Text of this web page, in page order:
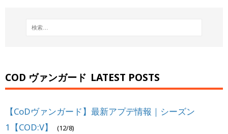
COD ヴァンガード LATEST POSTS
【CoDヴァンガード】最新アプデ情報｜シーズン
1【COD:V】
(12/8)